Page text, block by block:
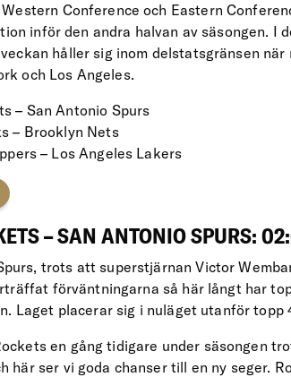
Conference och Eastern
inför den andra halvan av säsongen. I
håller sig inom delstatsgränsen
och Los Angeles.
– San Antonio Spurs
– Brooklyn Nets
– Los Angeles Lakers
– SAN ANTONIO SPURS:
trots att superstjärnan Victor
förväntningarna så här långt har
Laget placerar sig i nuläget utanför topp
en gång tidigare under säsongen
här ser vi goda chanser till en ny seger.